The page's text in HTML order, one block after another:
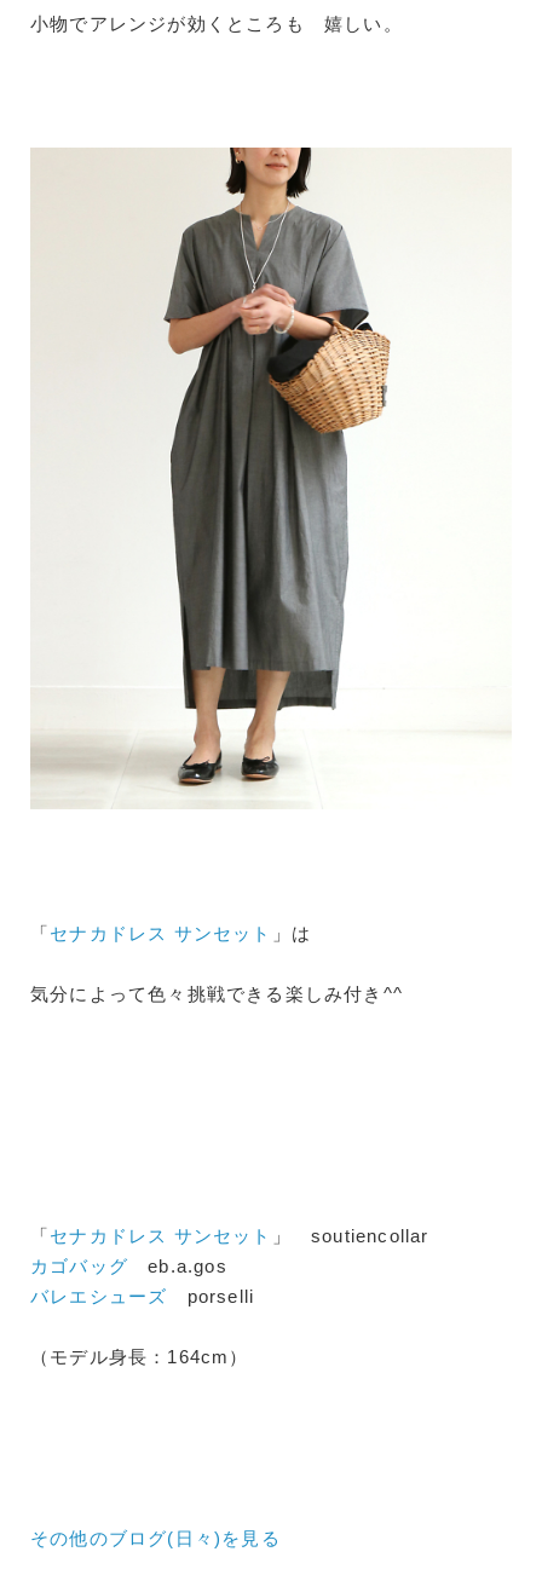
小物でアレンジが効くところも 嬉しい。
「セナカドレス サンセット 」は
気分によって色々挑戦できる楽しみ付き^^
「セナカドレス サンセット 」 soutiencollar
カゴバッグ eb.a.gos
バレエシューズ porselli
（モデル身長：164cm）
その他のブログ(日々) を見る